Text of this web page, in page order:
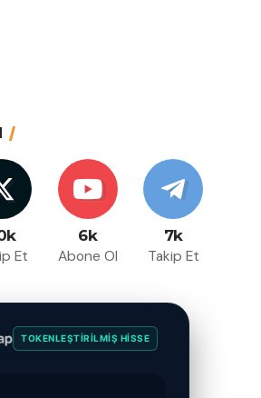
Et
6k
Abone Ol
7k
Takip Et
TOKENLEŞTIRILMIŞ HISSE